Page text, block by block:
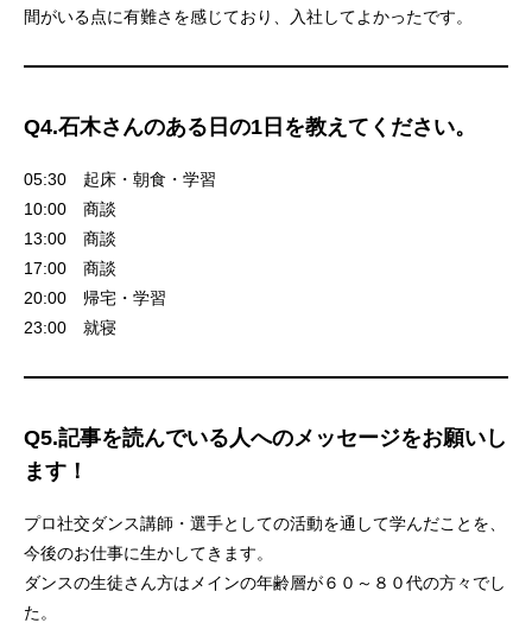
間がいる点に有難さを感じており、入社してよかったです。
Q4.石木さんのある日の1日を教えてください。
05:30 起床・朝食・学習
10:00 商談
13:00 商談
17:00 商談
20:00 帰宅・学習
23:00 就寝
Q5.記事を読んでいる人へのメッセージをお願いし
ます！
プロ社交ダンス講師・選手としての活動を通して学んだことを、
今後のお仕事に生かしてきます。
ダンスの生徒さん方はメインの年齢層が６０～８０代の方々でし
た。